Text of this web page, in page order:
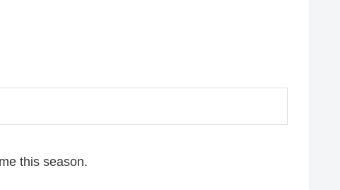
this season.